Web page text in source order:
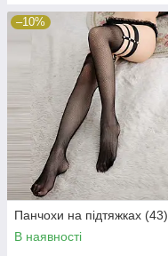
–10%
Панчохи на підтяжках (43)
В наявності